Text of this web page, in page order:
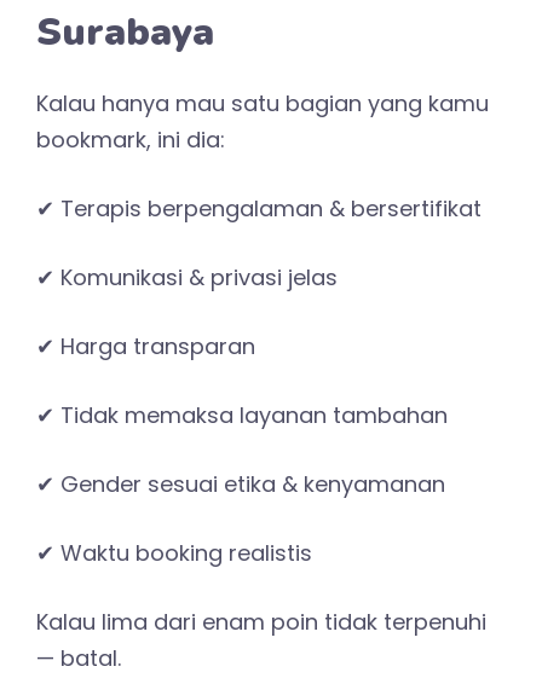
Surabaya
Kalau hanya mau satu bagian yang kamu
bookmark, ini dia:
✔ Terapis berpengalaman & bersertifikat
✔ Komunikasi & privasi jelas
✔ Harga transparan
✔ Tidak memaksa layanan tambahan
✔ Gender sesuai etika & kenyamanan
✔ Waktu booking realistis
Kalau lima dari enam poin tidak terpenuhi
— batal.